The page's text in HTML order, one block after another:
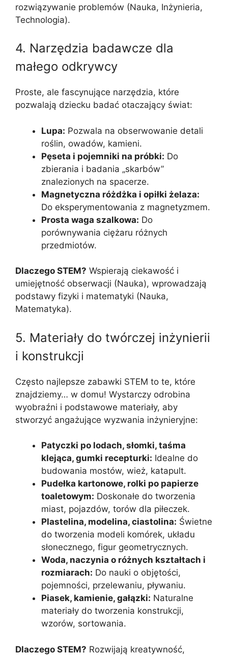
rozwiązywanie problemów (Nauka, Inżynieria,
Technologia).
4. Narzędzia badawcze dla
małego odkrywcy
Proste, ale fascynujące narzędzia, które
pozwalają dziecku badać otaczający świat:
Lupa: Pozwala na obserwowanie detali
roślin, owadów, kamieni.
Pęseta i pojemniki na próbki: Do
zbierania i badania „skarbów”
znalezionych na spacerze.
Magnetyczna różdżka i opiłki żelaza:
Do eksperymentowania z magnetyzmem.
Prosta waga szalkowa: Do
porównywania ciężaru różnych
przedmiotów.
Dlaczego STEM? Wspierają ciekawość i
umiejętność obserwacji (Nauka), wprowadzają
podstawy fizyki i matematyki (Nauka,
Matematyka).
5. Materiały do twórczej inżynierii
i konstrukcji
Często najlepsze zabawki STEM to te, które
znajdziemy… w domu! Wystarczy odrobina
wyobraźni i podstawowe materiały, aby
stworzyć angażujące wyzwania inżynieryjne:
Patyczki po lodach, słomki, taśma
klejąca, gumki recepturki: Idealne do
budowania mostów, wież, katapult.
Pudełka kartonowe, rolki po papierze
toaletowym: Doskonałe do tworzenia
miast, pojazdów, torów dla piłeczek.
Plastelina, modelina, ciastolina: Świetne
do tworzenia modeli komórek, układu
słonecznego, figur geometrycznych.
Woda, naczynia o różnych kształtach i
rozmiarach: Do nauki o objętości,
pojemności, przelewaniu, pływaniu.
Piasek, kamienie, gałązki: Naturalne
materiały do tworzenia konstrukcji,
wzorów, sortowania.
Dlaczego STEM? Rozwijają kreatywność,